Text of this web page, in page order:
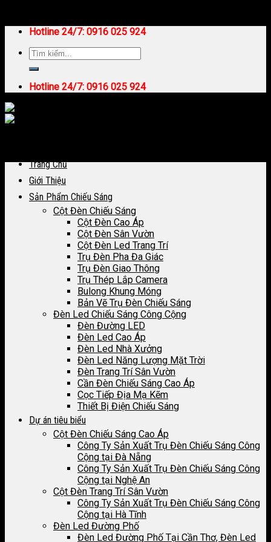
Hotline 24/7: 0916 025 924
Hotline 24/7: 0916 025 924
Trang Chủ
Giới Thiệu
Sản Phẩm Chiếu Sáng
Cột Đèn Chiếu Sáng
Cột Đèn Cao Áp
Cột Đèn Sân Vườn
Cột Đèn Led Trang Trí
Trụ Đèn Pha Đa Giác
Trụ Đèn Giao Thông
Trụ Thép Lắp Camera
Bulong Khung Móng
Bản Vẽ Trụ Đèn Chiếu Sáng
Đèn Led Chiếu Sáng Công Cộng
Đèn Đường LED
Đèn Led Cao Áp
Đèn Led Nhà Xưởng
Đèn Led Năng Lượng Mặt Trời
Đèn Trang Trí Sân Vườn
Cần Đèn Chiếu Sáng Cao Áp
Cọc Tiếp Địa Mạ Kẽm
Thiết Bị Điện Chiếu Sáng
Dự án tiêu biểu
Cột Đèn Chiếu Sáng Cao Áp
Công Ty Sản Xuất Trụ Đèn Chiếu Sáng Công
Cộng tại Đà Nẵng
Công Ty Sản Xuất Trụ Đèn Chiếu Sáng Công
Cộng tại Nghệ An
Cột Đèn Trang Trí Sân Vườn
Công Ty Sản Xuất Trụ Đèn Chiếu Sáng Công
Cộng tại Hà Tĩnh
Đèn Led Đường Phố
Đèn Led Đường Phố Tại Cần Thơ, Đèn Led